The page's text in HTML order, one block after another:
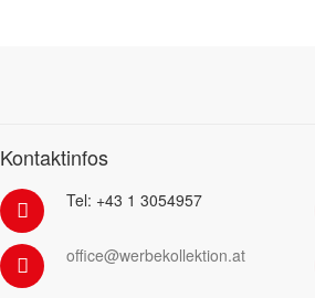
Kontaktinfos
Tel: +43 1 3054957
office@werbekollektion.at